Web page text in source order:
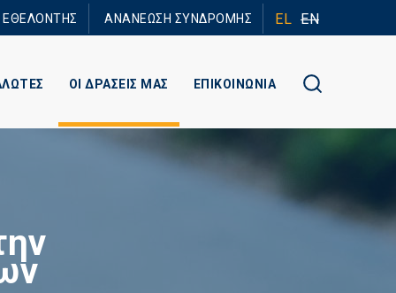
ΕΘΕΛΟΝΤΗΣ ΑΝΑΝΕΩΣΗ ΣΥΝΔΡΟΜΗΣ EL EN
ΟΙ ΔΡΑΣΕΙΣ ΜΑΣ ΕΠΙΚΟΙΝΩΝΙΑ